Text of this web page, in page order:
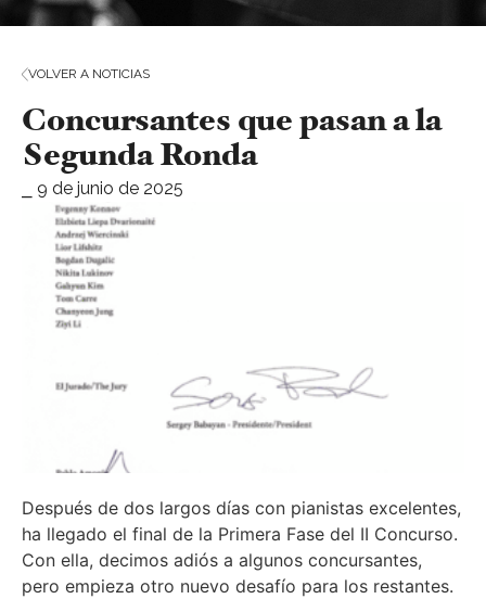
VOLVER A NOTICIAS
Concursantes que pasan a la
Segunda Ronda
⎯ 9 de junio de 2025
Después de dos largos días con pianistas excelentes,
ha llegado el final de la Primera Fase del II Concurso.
Con ella, decimos adiós a algunos concursantes,
pero empieza otro nuevo desafío para los restantes.